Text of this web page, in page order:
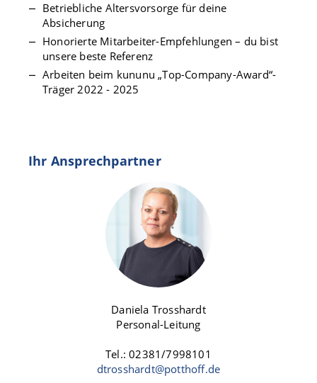
Betriebliche Altersvorsorge für deine
Absicherung
Honorierte Mitarbeiter-Empfehlungen – du bist
unsere beste Referenz
Arbeiten beim kununu „Top-Company-Award“-
Träger 2022 - 2025
Ihr Ansprechpartner
Daniela Trosshardt
Personal-Leitung
Tel.: 02381/7998101
dtrosshardt@potthoff.de